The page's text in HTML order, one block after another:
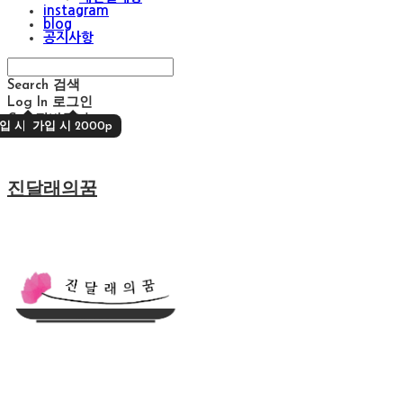
instagram
blog
공지사항
Search 검색
Log In
시 2000p
로그인
가입 시 2000p
Cart장바구니
진달래의꿈